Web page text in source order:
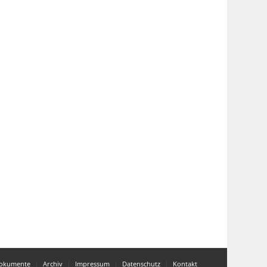
Archiv Impressum Datenschutz Kontakt